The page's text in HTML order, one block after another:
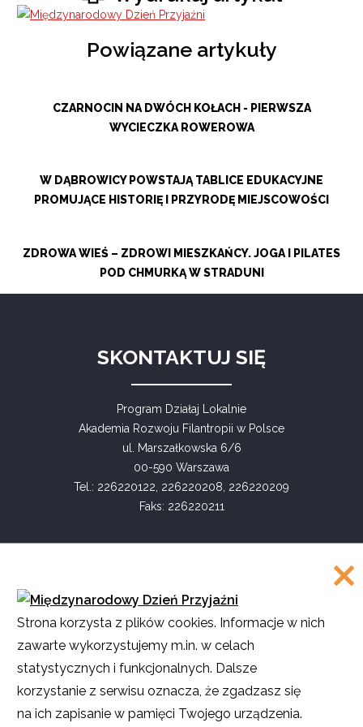
Powiązane artykuły
CZARNOCIN NA DWÓCH KOŁACH - PIERWSZA
WYCIECZKA ROWEROWA
W DĄBROWICY POWSTAJĄ TABLICE EDUKACYJNE
PROMUJĄCE HISTORIĘ I PRZYRODĘ MIEJSCOWOŚCI
ZDROWA WIEŚ – ZDROWI MIESZKAŃCY. JOGA I PILATES
POD CHMURKĄ W STRADUNI
SKONTAKTUJ SIĘ
Program Działaj Lokalnie
Akademia Rozwoju Filantropii w Polsce
ul. Marszałkowska 6/6
00-590 Warszawa
Tel.: 226220122, 226220208, 226220209
Faks: 226220211
COPYRIGHT
Akademia Rozwoju Filantropii w Polsce
2016
Projekt i realizacja
Strona korzysta z plików cookies. Informacje w nich
zawarte wykorzystujemy m.in. w celach
statystycznych i funkcjonalnych. Dalsze
korzystanie z serwisu oznacza, że zgadzasz się
na ich zapisanie w pamięci Twojego urządzenia.